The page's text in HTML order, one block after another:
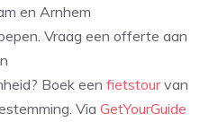
en Arnhem
Vraag een offerte aan
Boek een fietstourvan
Via GetYourGuide